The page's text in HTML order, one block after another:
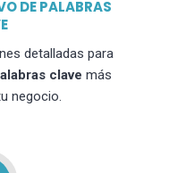
DE PALABRAS
detalladas para
clave más
negocio.